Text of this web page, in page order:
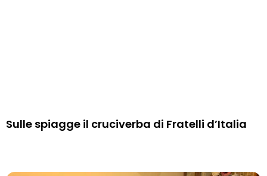
Sulle spiagge il cruciverba di Fratelli d’Italia